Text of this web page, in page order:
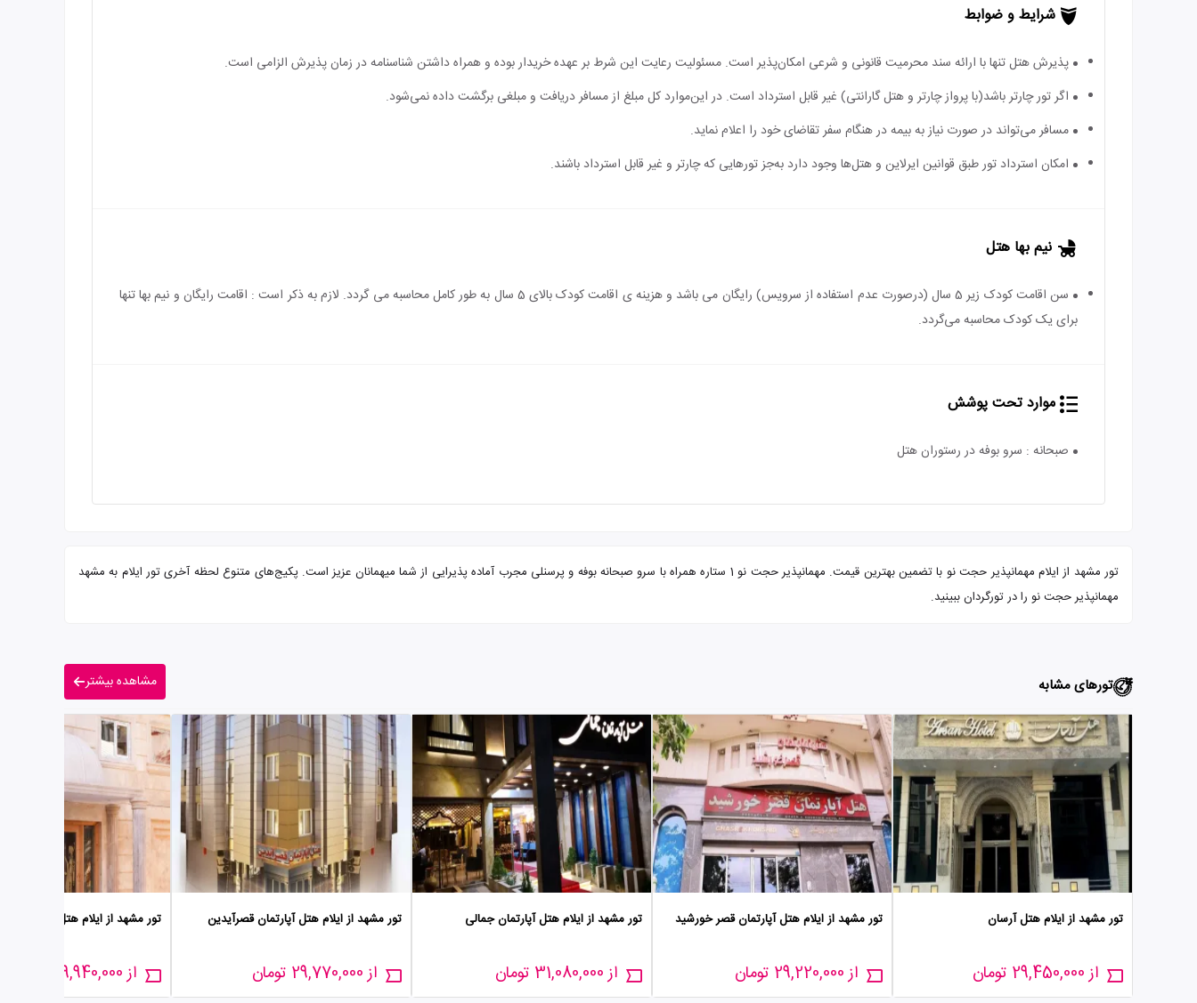
شرایط و ضوابط
پذیرش هتل تنها با ارائه سند محرمیت قانونی و شرعی امکان‌پذیر است. مسئولیت رعایت این شرط بر عهده خریدار بوده و همراه داشتن شناسنامه در زمان پذیرش الزامی است.
اگر تور چارتر باشد(با پرواز چارتر و هتل گارانتی) غیر قابل استرداد است. در این‌موارد کل مبلغ از مسافر دریافت و مبلغی برگشت داده نمی‌شود.
مسافر می‌تواند در صورت نیاز به بیمه در هنگام سفر تقاضای خود را اعلام نماید.
امکان استرداد تور طبق قوانین ایرلاین و هتل‌ها وجود دارد به‌جز تورهایی که چارتر و غیر قابل استرداد باشند.
نیم بها هتل
سن اقامت کودک زیر 5 سال (درصورت عدم استفاده از سرویس) رایگان می باشد و هزینه ی اقامت کودک بالای 5 سال به طور کامل محاسبه می گردد. لازم به ذکر است : اقامت رایگان و نیم بها تنها
برای یک کودک محاسبه می‌گردد.
موارد تحت پوشش
صبحانه : سرو بوفه در رستوران هتل
تور مشهد از ایلام مهمانپذیر حجت نو با تضمین بهترین قیمت. مهمانپذیر حجت نو 1 ستاره همراه با سرو صبحانه بوفه و پرسنلی مجرب آماده پذیرایی از شما میهمانان عزیز است. پکیج‌های متنوع لحظه آخری تور ایلام به مشهد
مهمانپذیر حجت نو را در تورگردان ببینید.
تورهای مشابه مشاهده بیشتر
تور مشهد از ایلام هتل آرسان
از 29,450,000 تومان
تور مشهد از ایلام هتل آپارتمان قصر خورشید
از 29,220,000 تومان
تور مشهد از ایلام هتل آپارتمان جمالی
از 31,080,000 تومان
تور مشهد از ایلام هتل آپارتمان قصرآیدین
از 29,770,000 تومان
تور مشهد از ایلام هتل آپارتمان
از 29,940,000 تومان